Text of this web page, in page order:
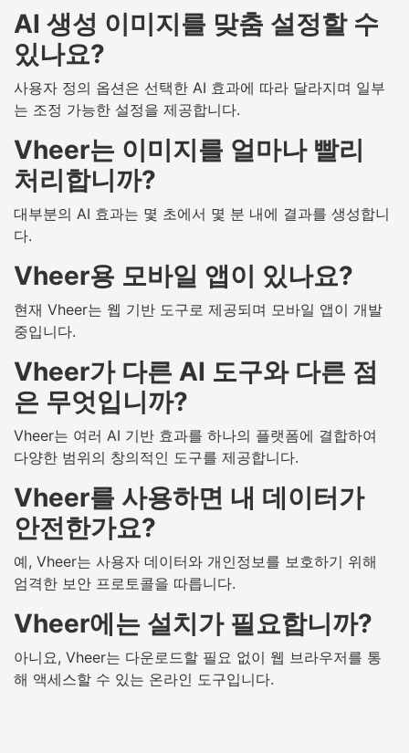
AI 생성 이미지를 맞춤 설정할 수
있나요?
사용자 정의 옵션은 선택한 AI 효과에 따라 달라지며 일부
는 조정 가능한 설정을 제공합니다.
Vheer는 이미지를 얼마나 빨리
처리합니까?
대부분의 AI 효과는 몇 초에서 몇 분 내에 결과를 생성합니
다.
Vheer용 모바일 앱이 있나요?
현재 Vheer는 웹 기반 도구로 제공되며 모바일 앱이 개발
중입니다.
Vheer가 다른 AI 도구와 다른 점
은 무엇입니까?
Vheer는 여러 AI 기반 효과를 하나의 플랫폼에 결합하여
다양한 범위의 창의적인 도구를 제공합니다.
Vheer를 사용하면 내 데이터가
안전한가요?
예, Vheer는 사용자 데이터와 개인정보를 보호하기 위해
엄격한 보안 프로토콜을 따릅니다.
Vheer에는 설치가 필요합니까?
아니요, Vheer는 다운로드할 필요 없이 웹 브라우저를 통
해 액세스할 수 있는 온라인 도구입니다.